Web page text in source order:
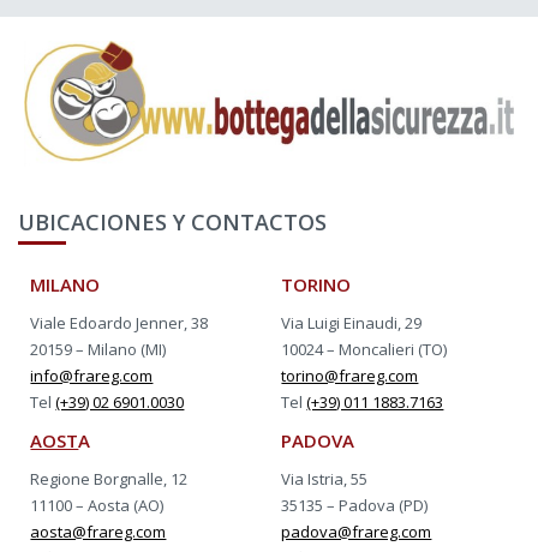
UBICACIONES Y CONTACTOS
MILANO
Viale Edoardo Jenner, 38
20159 – Milano (MI)
info@frareg.com
Tel(+39) 02 6901.0030
TORINO
Via Luigi Einaudi, 29
10024 – Moncalieri (TO)
torino@frareg.com
Tel(+39) 011 1883.7163
AOSTA
Regione Borgnalle, 12
11100 – Aosta (AO)
aosta@frareg.com
PADOVA
Via Istria, 55
35135 – Padova (PD)
padova@frareg.com